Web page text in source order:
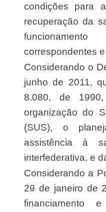
condições para
recuperação da
correspondentes
Considerando o Decreto nº 7.508, de 28 de
junho de 2011,
8.080, de
organização do
(SUS), o
assistência à
interfederativa, e
Considerando a Portaria nº 204/GM/MS, de
29 de janeiro de
financiamento